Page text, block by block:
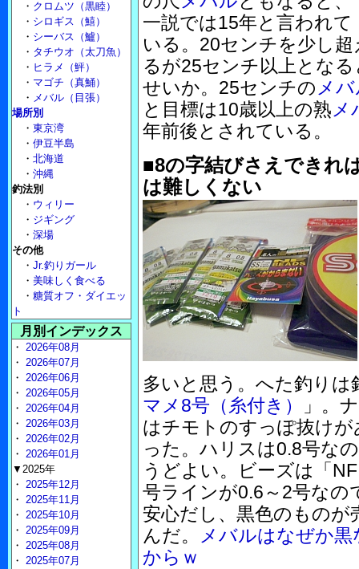
一説では15年と言われて
いる。20センチを少し
るが25センチ以上とな
せいか。25センチの メ
と目標は10歳以上の熟 メ
年前後とされている。
■8の字結びさえできれ
は難しくない
多いと思う。へた釣りは
マメ8号（糸付き）
」。
はチモトのすっぽ抜け
った。ハリスは0.8号な
うどよい。ビーズは「
号ラインが0.6～2号なの
安心だし、黒色のもの
んだ。
メバルはなぜか
からｗ
・ クロムツ（黒睦）
・ シロギス（鱚）
・ シーバス（鱸）
・ タチウオ（太刀魚）
・ ヒラメ（鮃）
・ マゴチ（真鯒）
・ メバル（目張）
場所別
・ 東京湾
・ 伊豆半島
・ 北海道
・ 沖縄
釣法別
・ ウィリー
・ ジギング
・ 深場
その他
・ Jr.釣りガール
・ 美味しく食べる
・ 糖質オフ・ダイエッ
ト
月別インデックス
・ 2026年08月
・ 2026年07月
・ 2026年06月
・ 2026年05月
・ 2026年04月
・ 2026年03月
・ 2026年02月
・ 2026年01月
▼2025年
・ 2025年12月
・ 2025年11月
・ 2025年10月
・ 2025年09月
・ 2025年08月
・ 2025年07月